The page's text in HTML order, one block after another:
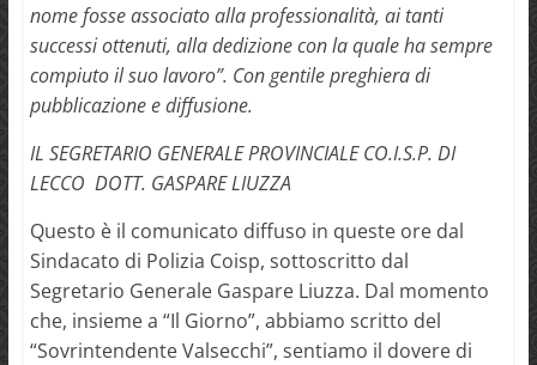
nome fosse associato alla professionalità, ai tanti
successi ottenuti, alla dedizione con la quale ha sempre
compiuto il suo lavoro”. Con gentile preghiera di
pubblicazione e diffusione.
IL SEGRETARIO GENERALE PROVINCIALE CO.I.S.P. DI
LECCO DOTT. GASPARE LIUZZA
Questo è il comunicato diffuso in queste ore dal
Sindacato di Polizia Coisp, sottoscritto dal
Segretario Generale Gaspare Liuzza. Dal momento
che, insieme a “Il Giorno”, abbiamo scritto del
“Sovrintendente Valsecchi”, sentiamo il dovere di